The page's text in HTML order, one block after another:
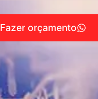
Fazer orçamento